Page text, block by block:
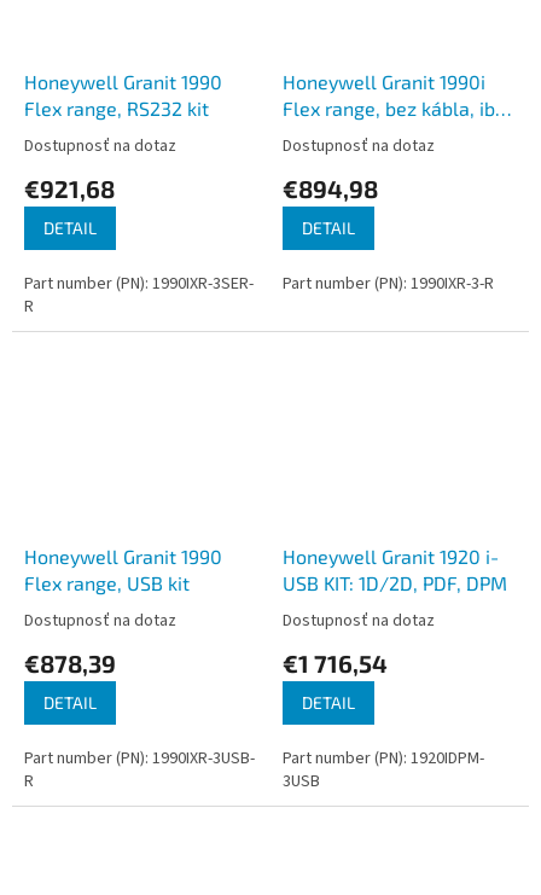
Honeywell Granit 1990
Flex range, RS232 kit
Dostupnosť na dotaz
€921,68
DETAIL
Part number (PN): 1990IXR-3SER-
R
Honeywell Granit 1990i
Flex range, bez kábla, iba
skener
Dostupnosť na dotaz
€894,98
DETAIL
Part number (PN): 1990IXR-3-R
Honeywell Granit 1990
Flex range, USB kit
Dostupnosť na dotaz
€878,39
DETAIL
Part number (PN): 1990IXR-3USB-
R
Honeywell Granit 1920 i-
USB KIT: 1D/2D, PDF, DPM
Dostupnosť na dotaz
€1 716,54
DETAIL
Part number (PN): 1920IDPM-
3USB